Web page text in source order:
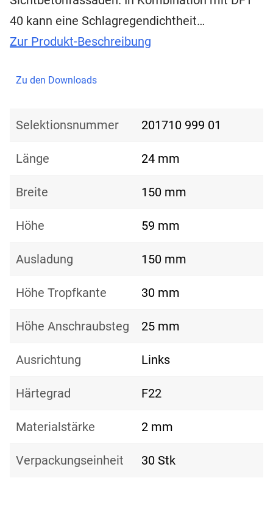
40 kann eine Schlagregendichtheit…
Zur Produkt-Beschreibung
Zu den Downloads
Selektionsnummer 201710 999 01
Länge 24 mm
Breite 150 mm
Höhe 59 mm
Ausladung 150 mm
Höhe Tropfkante 30 mm
Höhe Anschraubsteg 25 mm
Ausrichtung Links
Härtegrad F22
Materialstärke 2 mm
Verpackungseinheit 30 Stk